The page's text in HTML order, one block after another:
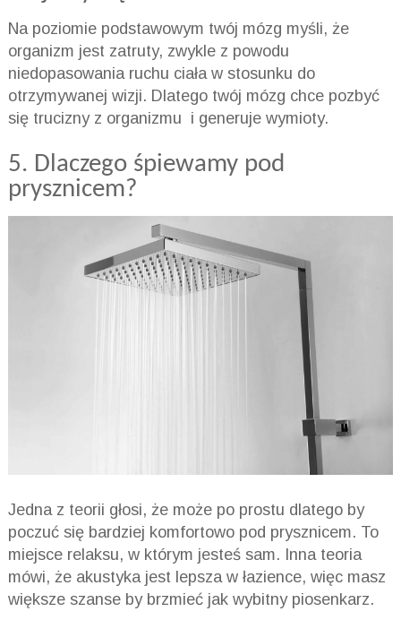
Na poziomie podstawowym twój mózg myśli, że
organizm jest zatruty, zwykle z powodu
niedopasowania ruchu ciała w stosunku do
otrzymywanej wizji. Dlatego twój mózg chce pozbyć
się trucizny z organizmu i generuje wymioty.
5. Dlaczego śpiewamy pod
prysznicem?
Jedna z teorii głosi, że może po prostu dlatego by
poczuć się bardziej komfortowo pod prysznicem. To
miejsce relaksu, w którym jesteś sam. Inna teoria
mówi, że akustyka jest lepsza w łazience, więc masz
większe szanse by brzmieć jak wybitny piosenkarz.